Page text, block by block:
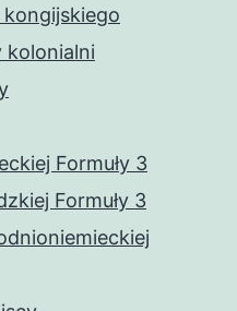
Formuły 3
Formuły 3